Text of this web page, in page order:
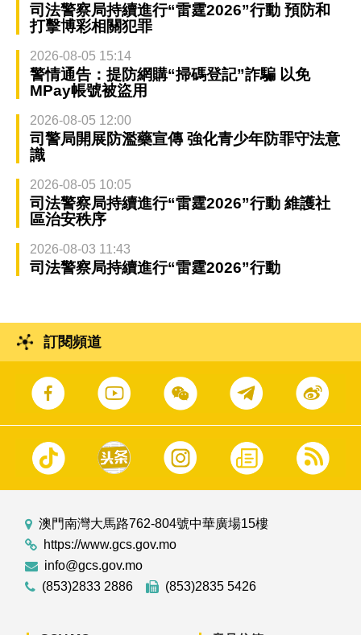
司法警察局持續進行“雷霆2026”行動 預防和
打擊博彩相關犯罪
2026-08-05 15:14
警情通告：提防網購“掃碼登記”詐騙 以免
MPay帳號被盜用
2026-08-05 12:00
司警局開展防濫藥宣傳 強化青少年防罪守法意
識
2026-08-05 10:05
司法警察局持續進行“雷霆2026”行動 維護社
區治安秩序
2026-08-03 11:43
司法警察局持續進行“雷霆2026”行動
訂閱頻道
澳門南灣大馬路762-804號中華廣場15樓
https://www.gcs.gov.mo
info@gcs.gov.mo
(853)2833 2886
(853)2835 5426